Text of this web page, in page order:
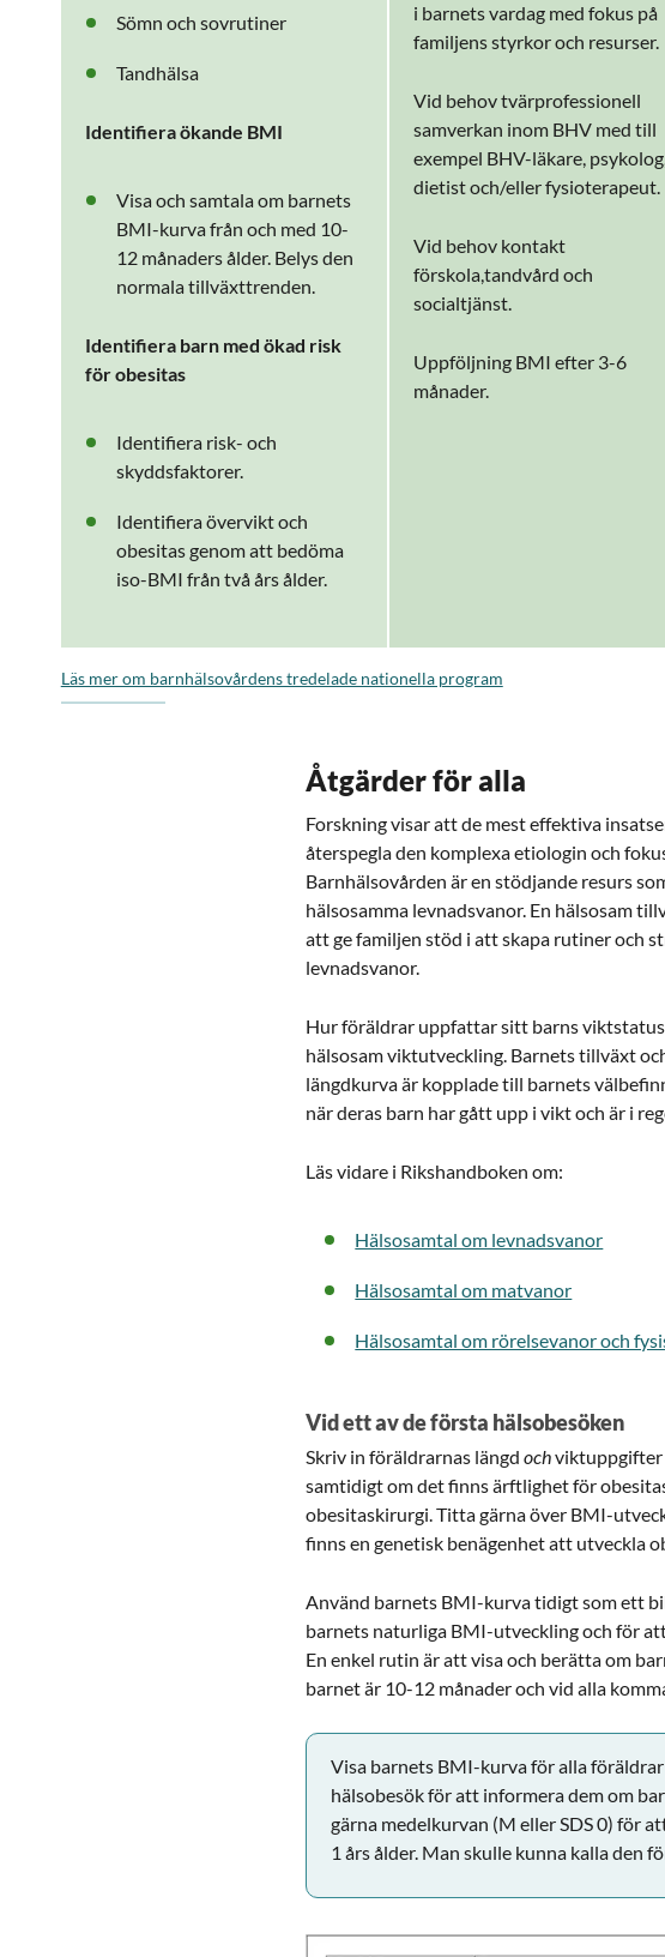
Sömn och sovrutiner
Tandhälsa
Identifiera ökande BMI
Visa och samtala om barnets
BMI-kurva från och med 10-
12 månaders ålder. Belys den
normala tillväxttrenden.
Identifiera barn med ökad risk
för obesitas
Identifiera risk- och
skyddsfaktorer.
Identifiera övervikt och
obesitas genom att bedöma
iso-BMI från två års ålder.
i barnets vardag med fokus på
familjens styrkor och resurser.
Vid behov tvärprofessionell
samverkan inom BHV med till
exempel BHV-läkare,
dietist och/eller fysioterapeut.
Vid behov kontakt
förskola,tandvård och
socialtjänst.
Uppföljning BMI efter 3-6
månader.
Läs mer om barnhälsovårdens tredelade nationella program
Åtgärder för alla
Forskning visar att de mest effektiva
återspegla den komplexa etiologin och
Barnhälsovården är en stödjande resurs
hälsosamma levnadsvanor. En hälsosam
att ge familjen stöd i att skapa rutiner och
levnadsvanor.
Hur föräldrar uppfattar sitt barns
hälsosam viktutveckling. Barnets tillväxt
längdkurva är kopplade till barnets
när deras barn har gått upp i vikt och är i
Läs vidare i Rikshandboken om:
Hälsosamtal om levnadsvanor
Hälsosamtal om matvanor
Hälsosamtal om rörelsevanor och
Vid ett av de första hälsobesöken
Skriv in föräldrarnas längdochviktuppgifter
samtidigt om det finns ärftlighet för
obesitaskirurgi. Titta gärna över BMI-
finns en genetisk benägenhet att utveckla
Använd barnets BMI-kurva tidigt som ett
barnets naturliga BMI-utveckling och för
En enkel rutin är att visa och berätta om
barnet är 10-12 månader och vid alla
Visa barnets BMI-kurva för alla
hälsobesök för att informera dem om
gärna medelkurvan (M eller SDS 0) för
1 års ålder. Man skulle kunna kalla den